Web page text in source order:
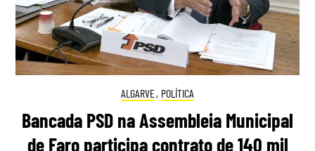
ALGARVE, POLÍTICA
Bancada PSD na Assembleia Municipal
de Faro participa contrato de 140 mil